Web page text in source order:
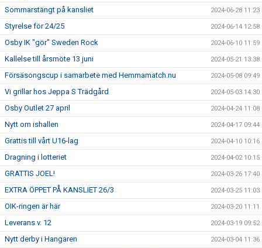
Sommarstängt på kansliet 2024-06-28 11:23
Styrelse för 24/25 2024-06-14 12:58
Osby IK "gör" Sweden Rock 2024-06-10 11:59
Kallelse till årsmöte 13 juni 2024-05-21 13:38
Försäsongscup i samarbete med Hemmamatch.nu 2024-05-08 09:49
Vi grillar hos Jeppa S Trädgård 2024-05-03 14:30
Osby Outlet 27 april 2024-04-24 11:08
Nytt om ishallen 2024-04-17 09:44
Grattis till vårt U16-lag 2024-04-10 10:16
Dragning i lotteriet 2024-04-02 10:15
GRATTIS JOEL! 2024-03-26 17:40
EXTRA ÖPPET PÅ KANSLIET 26/3 2024-03-25 11:03
OIK-ringen är här 2024-03-20 11:11
Leverans v. 12 2024-03-19 09:52
Nytt derby i Hangaren 2024-03-04 11:36